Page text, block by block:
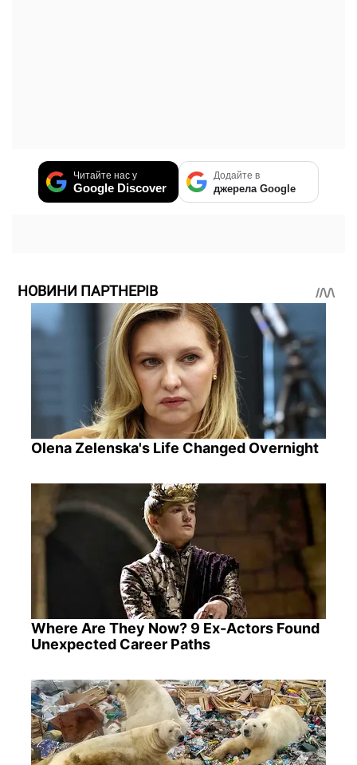
Читайте нас у
Google Discover
Додайте в
джерела Google
НОВИНИ ПАРТНЕРІВ
Olena Zelenska's Life Changed Overnight
Where Are They Now? 9 Ex-Actors Found
Unexpected Career Paths